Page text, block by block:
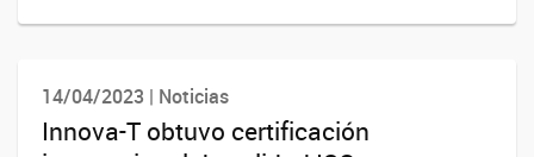
14/04/2023 | Noticias
Innova-T obtuvo certificación